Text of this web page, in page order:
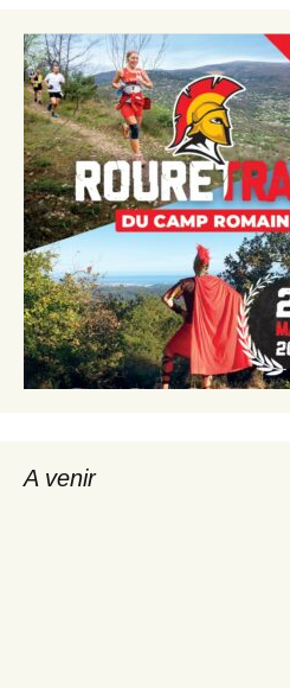
A venir